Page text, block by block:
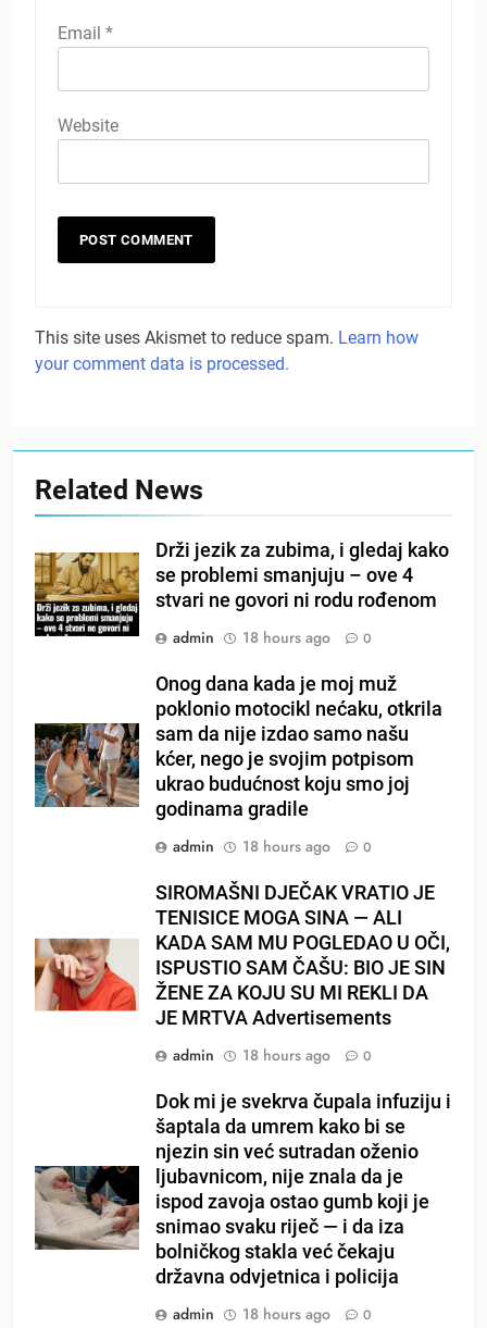
Email *
Website
This site uses Akismet to reduce spam. Learn how
your comment data is processed.
Related News
Drži jezik za zubima, i gledaj kako
se problemi smanjuju – ove 4
stvari ne govori ni rodu rođenom
admin
18 hours ago 0
Onog dana kada je moj muž
poklonio motocikl nećaku, otkrila
sam da nije izdao samo našu
kćer, nego je svojim potpisom
ukrao budućnost koju smo joj
godinama gradile
admin
18 hours ago 0
SIROMAŠNI DJEČAK VRATIO JE
TENISICE MOGA SINA — ALI
KADA SAM MU POGLEDAO U OČI,
ISPUSTIO SAM ČAŠU: BIO JE SIN
ŽENE ZA KOJU SU MI REKLI DA
JE MRTVA Advertisements
admin
18 hours ago 0
Dok mi je svekrva čupala infuziju i
šaptala da umrem kako bi se
njezin sin već sutradan oženio
ljubavnicom, nije znala da je
ispod zavoja ostao gumb koji je
snimao svaku riječ — i da iza
bolničkog stakla već čekaju
državna odvjetnica i policija
admin
18 hours ago 0